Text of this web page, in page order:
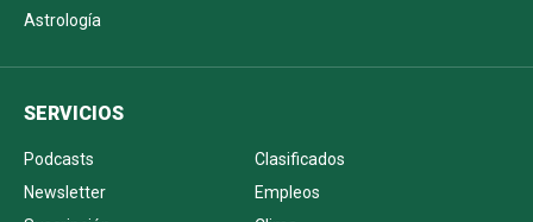
Astrología
SERVICIOS
Podcasts
Clasificados
Newsletter
Empleos